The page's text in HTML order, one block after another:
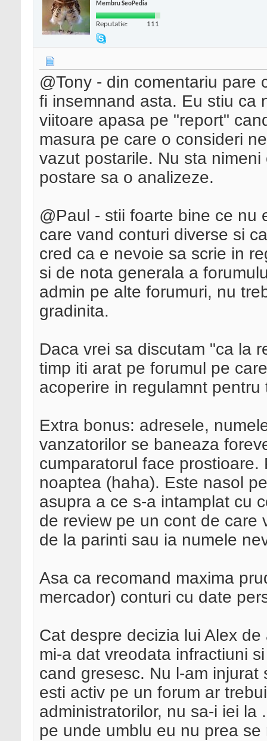
Membru SeoPedia
Reputatie: 111
@Tony - din comentariu pare
fi insemnand asta. Eu stiu ca
viitoare apasa pe "report"
masura pe care o consideri
vazut postarile. Nu sta
postare sa o analizeze.
@Paul - stii foarte bine ce nu
care vand conturi diverse si
cred ca e nevoie sa scrie in
si de nota generala a
admin pe alte forumuri, nu
gradinita.
Daca vrei sa discutam "ca la
timp iti arat pe forumul pe
acoperire in regulamnt
Extra bonus: adresele,
vanzatorilor se baneaza
cumparatorul face
noaptea (haha). Este nasol
asupra a ce s-a intamplat cu
de review pe un cont de care
de la parinti sau ia numele
Asa ca recomand maxima
mercador) conturi cu date
Cat despre decizia lui Alex
mi-a dat vreodata infractiuni
cand gresesc. Nu l-am
esti activ pe un forum ar
administratorilor, nu sa-i iei
pe unde umblu eu nu prea